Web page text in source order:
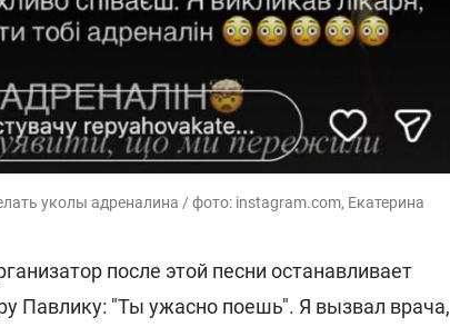
уколы адреналина / фото: instagram.com, Екатерина
после этой песни останавливает
Павлику: "Ты ужасно поешь". Я вызвал врача,